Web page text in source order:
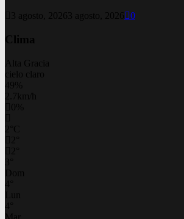
3 agosto, 2026 3 agosto, 2026 0
Clima
Alta Gracia
cielo claro
49%
2.7km/h
0%
C
3
Dom
4
Lun
4
Mar